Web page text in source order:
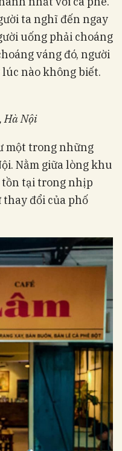
ta nghĩ đến ngay
uống phải choáng
váng đó, người
lúc nào không biết.
Hà Nội
một trong những
Nằm giữa lòng khu
tồn tại trong nhịp
đổi của phố